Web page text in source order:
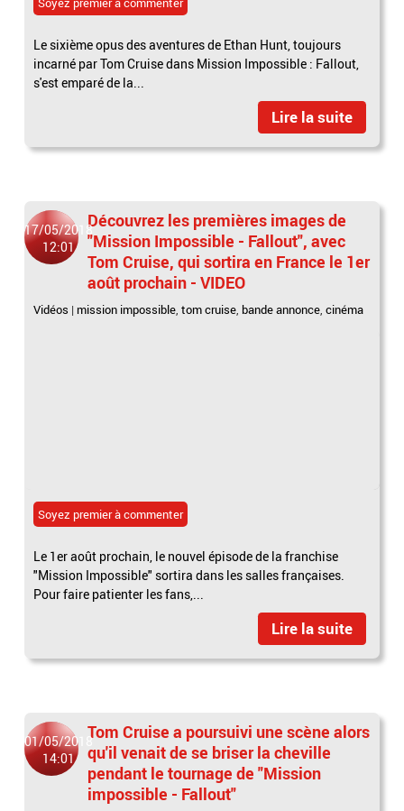
Le sixième opus des aventures de Ethan Hunt, toujours
incarné par Tom Cruise dans Mission Impossible : Fallout,
s'est emparé de la...
Lire la suite
17/05/2018
12:01
Découvrez les premières images de
"Mission Impossible - Fallout", avec
Tom Cruise, qui sortira en France le 1er
août prochain - VIDEO
Vidéos | mission impossible,tom cruise, bande annonce,cinéma
Soyez premier à commenter
Le 1er août prochain, le nouvel épisode de la franchise
"Mission Impossible" sortira dans les salles françaises.
Pour faire patienter les fans,...
Lire la suite
01/05/2018
14:01
Tom Cruise a poursuivi une scène alors
qu'il venait de se briser la cheville
pendant le tournage de "Mission
impossible - Fallout"